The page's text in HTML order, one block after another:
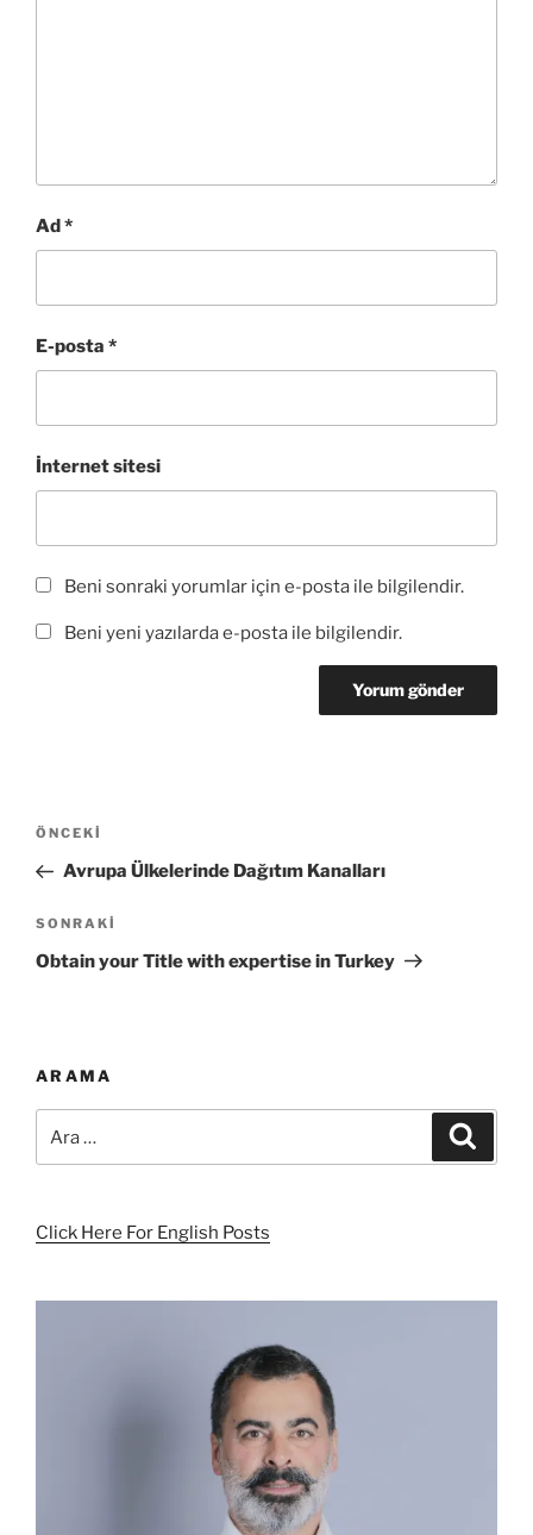
Ad*
E-posta *
İnternet sitesi
Beni sonraki yorumlar için e-posta ile bilgilendir.
Beni yeni yazılarda e-posta ile bilgilendir.
Yazı
gezinmesi
Önceki
Yazı
ÖNCEKI
Avrupa Ülkelerinde Dağıtım Kanalları
Sonraki
Yazı
SONRAKI
Obtain your Title with expertise in Turkey
ARAMA
Click Here For English Posts